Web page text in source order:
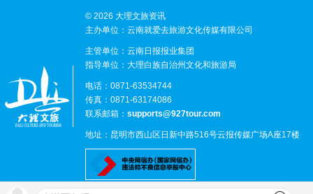
© 2026 大理文旅资讯
主办单位：云南就爱去旅游文化传媒有限公司
主管单位：云南日报报业集团
指导单位：大理白族自治州文化和旅游局
电话：0871-63534744
传真：0871-63174086
联系邮箱： supports@927tour.com
地址：昆明市西山区日新中路516号云报传媒广场A座17楼